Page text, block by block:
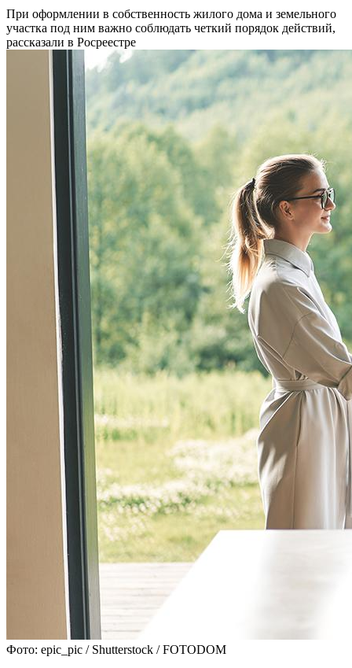
При оформлении в собственность жилого дома и земельного
участка под ним важно соблюдать четкий порядок действий,
рассказали в Росреестре
Фото: epic_pic / Shutterstock / FOTODOM